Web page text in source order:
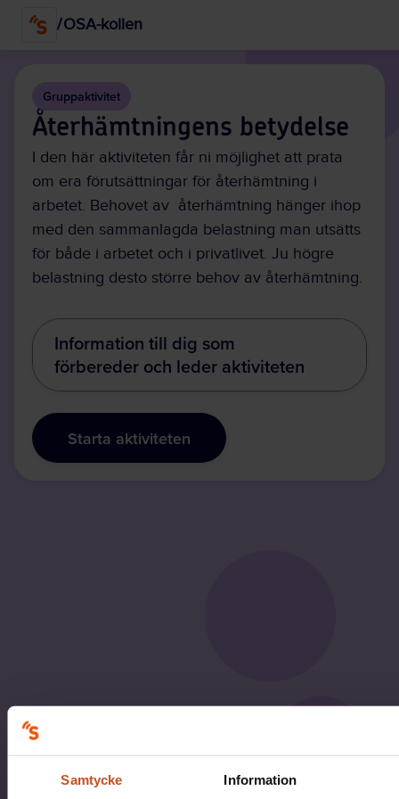
Samtycke Information
/OSA-kollen
Gruppaktivitet
Återhämtningens betydelse
I den här aktiviteten får ni möjlighet att prata
om era förutsättningar för återhämtning i
arbetet. Behovet av återhämtning hänger ihop
med den sammanlagda belastning man utsätts
för både i arbetet och i privatlivet. Ju högre
belastning desto större behov av återhämtning.
Information till dig som
förbereder och leder aktiviteten
Starta aktiviteten